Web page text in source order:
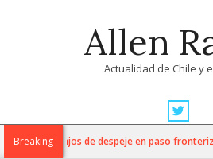
Allen
Actualidad de Chile y
Navigation
MenuBreakingtrabajos de despeje en paso fronterizo